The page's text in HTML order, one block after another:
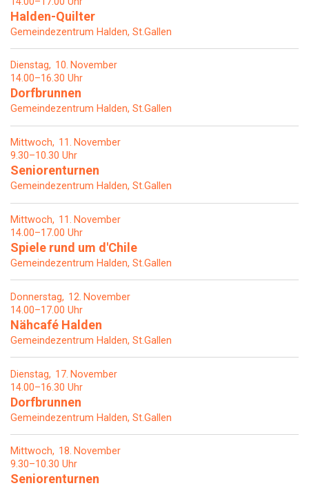
Halden-Quilter
Gemeindezentrum Halden, St.Gallen
Dienstag 10 November
14.00–16.30 Uhr
Dorfbrunnen
Gemeindezentrum Halden, St.Gallen
Mittwoch 11
November
9.30–10.30 Uhr
Seniorenturnen
Gemeindezentrum Halden, St.Gallen
Mittwoch 11
November
14.00–17.00 Uhr
Spiele rund um d'Chile
Gemeindezentrum Halden, St.Gallen
Donnerstag 12 November
14.00–17.00 Uhr
Nähcafé Halden
Gemeindezentrum Halden, St.Gallen
Dienstag 17 November
14.00–16.30 Uhr
Dorfbrunnen
Gemeindezentrum Halden, St.Gallen
Mittwoch 18 November
9.30–10.30 Uhr
Seniorenturnen